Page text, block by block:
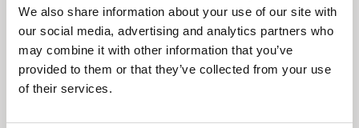
We also share information about your use of our site with
our social media, advertising and analytics partners who
may combine it with other information that you’ve
provided to them or that they’ve collected from your use
of their services.
Den globale konjunktur viser begyndende
afmatningstegn efter en 10-årig lang
vækstopgang. Derfor er det nu mere aktuelt
forudsigelige langsigtede investeringstemaer.
Læs indsigt